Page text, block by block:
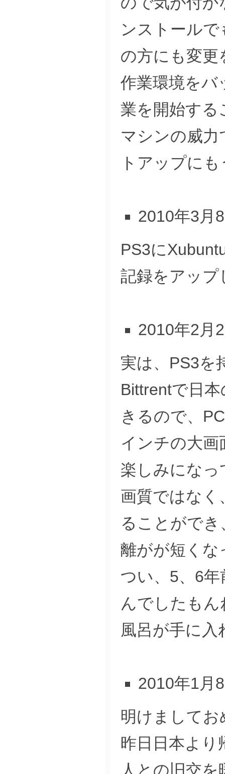
ンストール
の方にも変更
作業環境をバ
業を開始する
マシンの威
トアップに
2010年3月
PS3に
記録をアップ
2010年2月
実は、PS3を
Bittrentで日
きるので、
インチの大
楽しみにな
画質ではなく
ることがで
離がが短くな
つい、5、6
んでしたも
風呂が手に
2010年1月
明けまして
昨日日本より
人との旧交